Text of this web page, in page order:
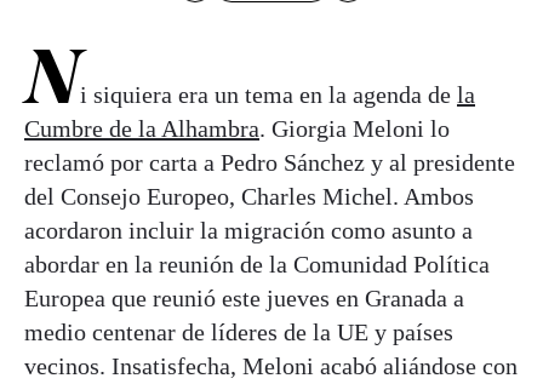
Ni siquiera era un tema en la agenda de la
Cumbre de la Alhambra. Giorgia Meloni lo
reclamó por carta a Pedro Sánchez y al presidente
del Consejo Europeo, Charles Michel. Ambos
acordaron incluir la migración como asunto a
abordar en la reunión de la Comunidad Política
Europea que reunió este jueves en Granada a
medio centenar de líderes de la UE y países
vecinos. Insatisfecha, Meloni acabó aliándose con